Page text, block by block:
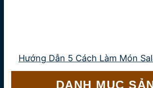
Hướng Dẫn 5 Cách Làm Món
DANH MỤC